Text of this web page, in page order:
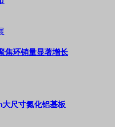
焦环销量显著增长
尺寸氮化铝基板